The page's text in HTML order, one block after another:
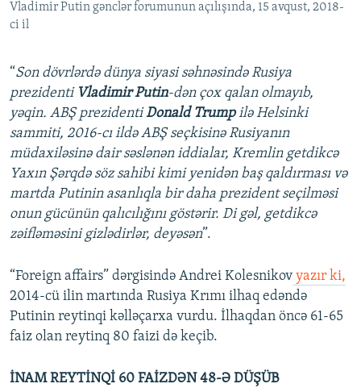
KARIKATURA
İSLAM VƏ DEMOKRATIYA
PEŞƏ ETIKASI VƏ JURNALISTIKA STANDARTLARIMIZ
AZADLIQRADIOSU MOBIL TELEFONUNUZDA
BIZIMLƏ ƏLAQƏ
XƏBƏR BÜLLETENLƏRIMIZ
RFE/RL-in bütün saytları
Vladimir Putin gənclər forumunun açılışında, 15 avqust, 2018-
ci il
“Son dövrlərdə dünya siyasi səhnəsində Rusiya
prezidenti Vladimir Putin-dən çox qalan olmayıb,
yəqin. ABŞ prezidentiDonald Trumpilə Helsinki
sammiti, 2016-cı ildə ABŞ seçkisinə Rusiyanın
müdaxiləsinə dair səslənən iddialar, Kremlin getdikcə
Yaxın Şərqdə söz sahibi kimi yenidən baş qaldırması və
martda Putinin asanlıqla bir daha prezident seçilməsi
onun gücünün qalıcılığını göstərir. Di gəl, getdikcə
zəifləməsini gizlədirlər, deyəsən”.
“Foreign affairs” dərgisində Andrei Kolesnikov yazır ki,
2014-cü ilin martında Rusiya Krımı ilhaq edəndə
Putinin reytinqi kəlləçarxa vurdu. İlhaqdan öncə 61-65
faiz olan reytinq 80 faizi də keçib.
İNAM REYTİNQİ 60 FAİZDƏN 48-Ə DÜŞÜB